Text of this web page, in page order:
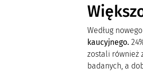
Według
kaucyjnego.
zostali również
badanych, a